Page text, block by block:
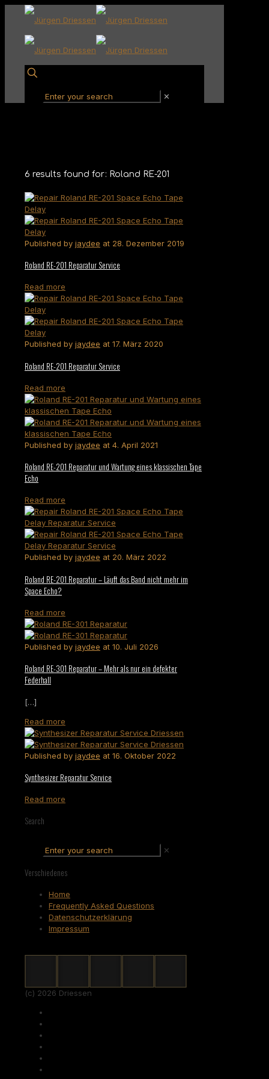
✕
6 results found for: Roland RE-201
Published by jaydee at 28. Dezember 2019
Roland RE-201 Reparatur Service
Read more
Published by jaydee at 17. März 2020
Roland RE-201 Reparatur Service
Read more
Published by jaydee at 4. April 2021
Roland RE-201 Reparatur und Wartung eines klassischen Tape
Echo
Read more
Published by jaydee at 20. März 2022
Roland RE-201 Reparatur – Läuft das Band nicht mehr im
Space Echo?
Read more
Published by jaydee at 10. Juli 2026
Roland RE-301 Reparatur – Mehr als nur ein defekter
Federhall
[…]
Read more
Published by jaydee at 16. Oktober 2022
Synthesizer Reparatur Service
Read more
Search
✕
Verschiedenes
Home
Frequently Asked Questions
Datenschutzerklärung
Impressum
(c) 2026 Driessen